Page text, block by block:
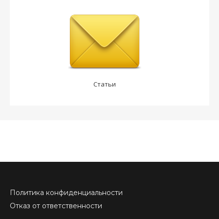
Статьи
Политика конфиденциальности
Отказ от ответственности